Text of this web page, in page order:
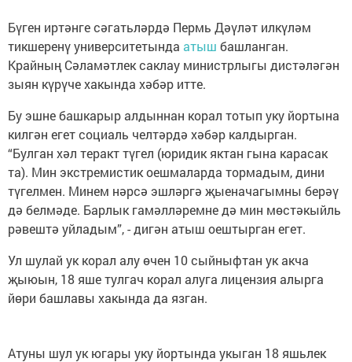
Бүген иртәнге сәгатьләрдә Пермь Дәүләт илкүләм
тикшеренү университетында атыш башланган.
Крайның Сәламәтлек саклау министрлыгы дистәләгән
зыян күрүче хакында хәбәр итте.
Бу эшне башкарыр алдыннан корал тотып уку йортына
килгән егет социаль челтәрдә хәбәр калдырган.
“Булган хәл теракт түгел (юридик яктан гына карасак
та). Мин экстремистик оешмаларда тормадым, дини
түгелмен. Минем нәрсә эшләргә җыеначагымны берәү
дә белмәде. Барлык гамәлләремне дә мин мөстәкыйль
рәвештә уйладым”, - дигән атыш оештырган егет.
Ул шулай ук корал алу өчен 10 сыйныфтан ук акча
җыюын, 18 яше тулгач корал алуга лицензия алырга
йөри башлавы хакында да язган.
Атуны шул ук югары уку йортында укыган 18 яшьлек